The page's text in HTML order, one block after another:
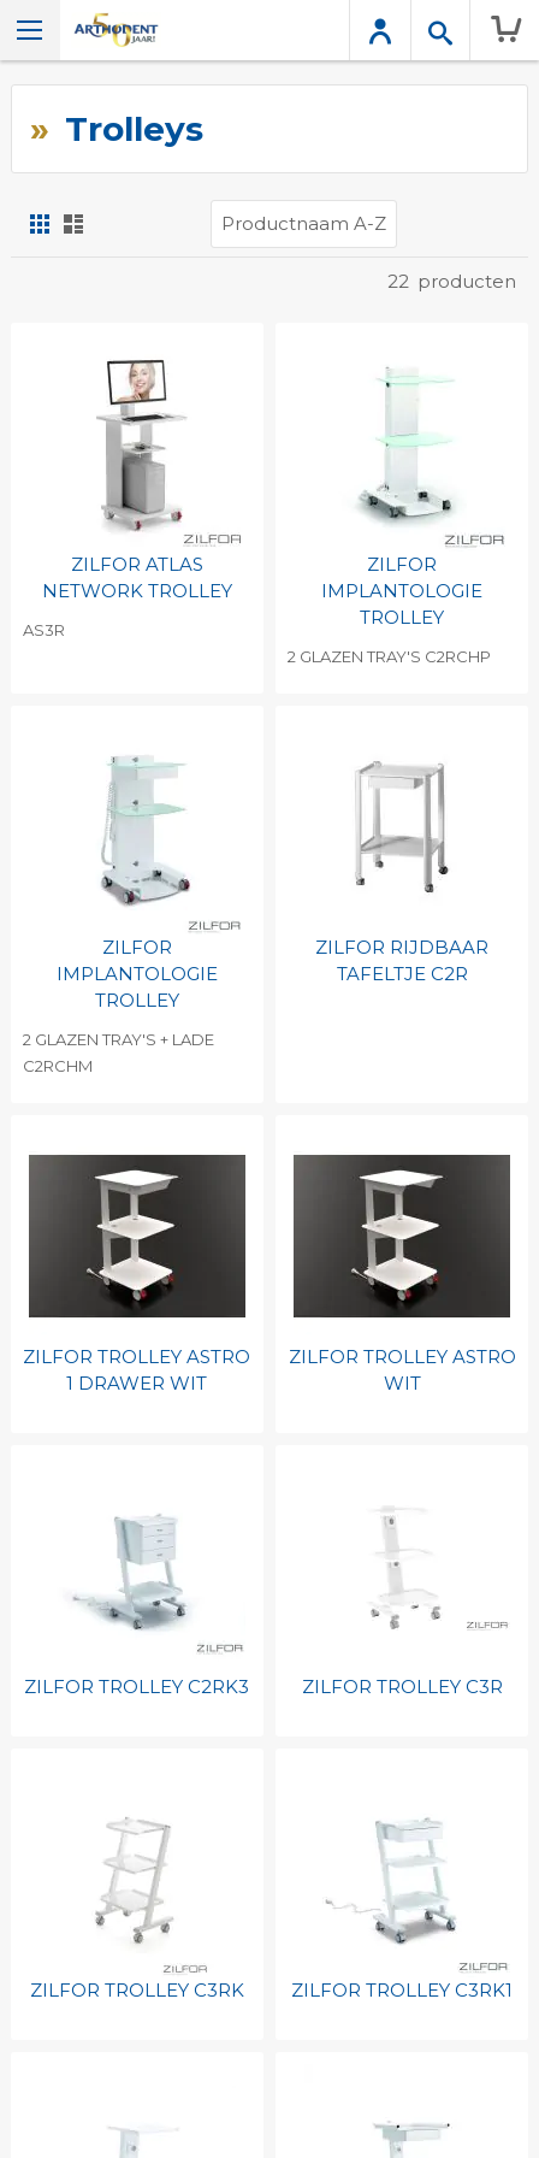
Trolleys
Foto-
tabel
22 producten
ZILFOR ATLAS
NETWORK TROLLEY
AS3R
ZILFOR
IMPLANTOLOGIE
TROLLEY
2 GLAZEN TRAY'S C2RCHP
ZILFOR
IMPLANTOLOGIE
TROLLEY
2 GLAZEN TRAY'S + LADE
C2RCHM
ZILFOR RIJDBAAR
TAFELTJE C2R
ZILFOR TROLLEY ASTRO
1 DRAWER WIT
ZILFOR TROLLEY ASTRO
WIT
ZILFOR TROLLEY C2RK3 ZILFOR TROLLEY C3R
ZILFOR TROLLEY C3RK ZILFOR TROLLEY C3RK1